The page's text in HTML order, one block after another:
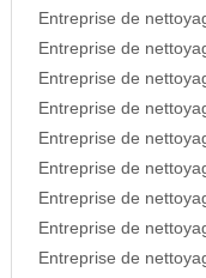
Entreprise de
Entreprise de
Entreprise de
Entreprise de
Entreprise de
Entreprise de
Entreprise de
Entreprise de
Entreprise de